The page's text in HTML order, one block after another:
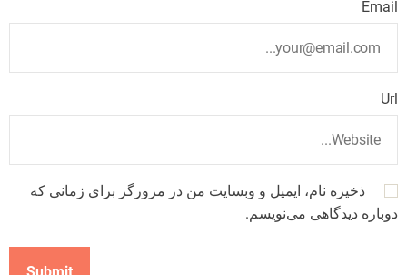
Email
Url
ذخیره نام، ایمیل و وبسایت من در مرورگر برای زمانی که
دوباره دیدگاهی می‌نویسم.